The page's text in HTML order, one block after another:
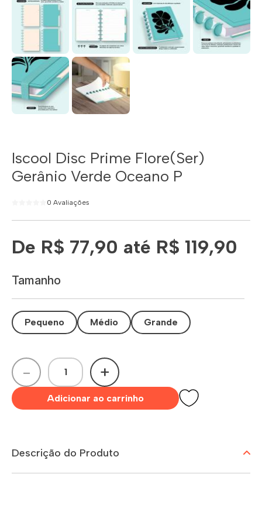
Iscool Disc Prime Flore(Ser)
Gerânio Verde Oceano P
0 Avaliações
De R$ 77,90 até R$ 119,90
Tamanho
Pequeno Médio Grande
- +
Adicionar ao carrinho
Descrição do Produto